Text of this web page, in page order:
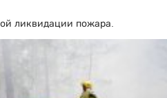
ликвидации пожара.